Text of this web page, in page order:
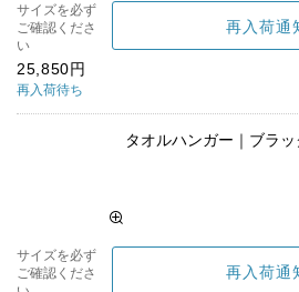
サイズを必ず
ご確認くださ
い
25,850円
再入荷待ち
再入荷通
タオルハンガー｜ブラッ
サイズを必ず
ご確認くださ
再入荷通